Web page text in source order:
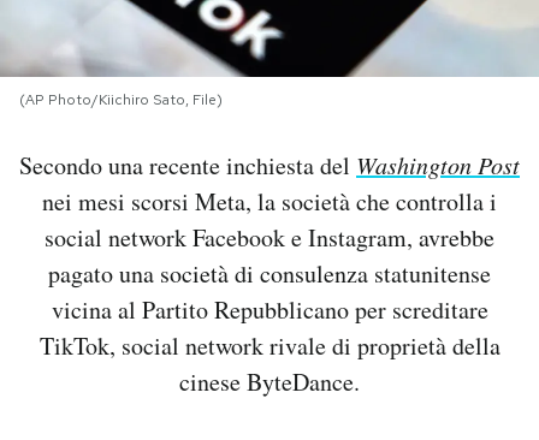
I MIEI PREFERITI
SHOP
AREA PERSONALE
Area Personale
Newsletter
Notifiche mobile
(AP Photo/Kiichiro Sato, File)
Secondo una recente inchiesta del Washington Post
nei mesi scorsi Meta, la società che controlla i
social network Facebook e Instagram, avrebbe
pagato una società di consulenza statunitense
vicina al Partito Repubblicano per screditare
TikTok, social network rivale di proprietà della
cinese ByteDance.